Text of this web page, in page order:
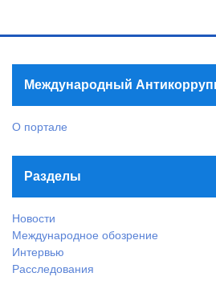
Международный
О портале
Разделы
Новости
Международное обозрение
Интервью
Расследования